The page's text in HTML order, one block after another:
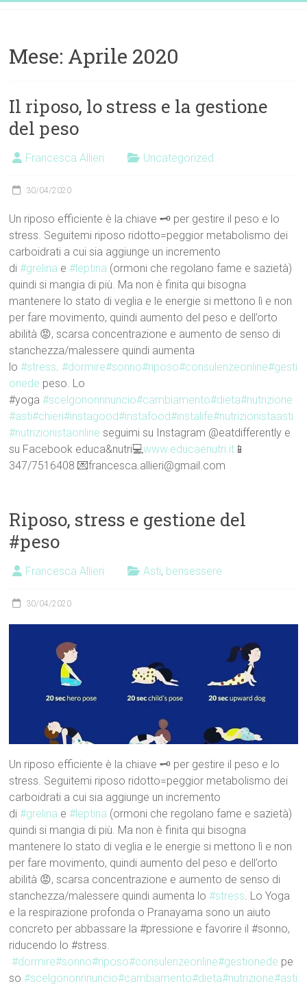
Francesca
Allieri
Nutrizionista
EatDifferently
Mese: Aprile 2020
Il riposo, lo stress e la gestione
del peso
Francesca Allieri Uncategorized
30/04/2020
Un riposo efficiente è la chiave 🗝 per gestire il peso e lo
stress. Seguitemi riposo ridotto=peggior metabolismo dei
carboidrati a cui sia aggiunge un incremento
di#grelina e#leptina (ormoni che regolano fame e sazietà)
quindi si mangia di più. Ma non è finita qui bisogna
mantenere lo stato di veglia e le energie si mettono lì e non
per fare movimento, quindi aumento del peso e dell’orto
abilità 😡, scarsa concentrazione e aumento de senso di
stanchezza/malessere quindi aumenta
lo#stress.#dormire#sonno#riposo#consulenzeonline#gesti
onede peso. Lo
#yoga#scelgononrinuncio#cambiamento#dieta#nutrizione
#asti#chieri#instagood#instafood#instalife#nutrizionistaasti
#nutrizionistaonline seguimi su Instagram @eatdifferently e
su Facebook educa&nutri💻www.educaenutri.it 📱
347/7516408 💌francesca.allieri@gmail.com
Riposo, stress e gestione del
#peso
Francesca Allieri Asti, bensessere
30/04/2020
Un riposo efficiente è la chiave 🗝 per gestire il peso e lo
stress. Seguitemi riposo ridotto=peggior metabolismo dei
carboidrati a cui sia aggiunge un incremento
di#grelina e#leptina (ormoni che regolano fame e sazietà)
quindi si mangia di più. Ma non è finita qui bisogna
mantenere lo stato di veglia e le energie si mettono lì e non
per fare movimento, quindi aumento del peso e dell’orto
abilità 😡, scarsa concentrazione e aumento de senso di
stanchezza/malessere quindi aumenta lo#stress. Lo Yoga
e la respirazione profonda o Pranayama sono un aiuto
concreto per abbassare la #pressione e favorire il #sonno,
riducendo lo #stress.
#dormire#sonno#riposo#consulenzeonline#gestionede pe
so#scelgononrinuncio#cambiamento#dieta#nutrizione#asti